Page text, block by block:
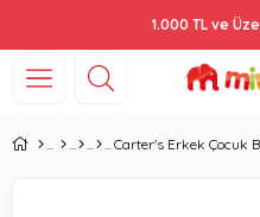
1.000 TL ve
Carter's Erkek Çocuk